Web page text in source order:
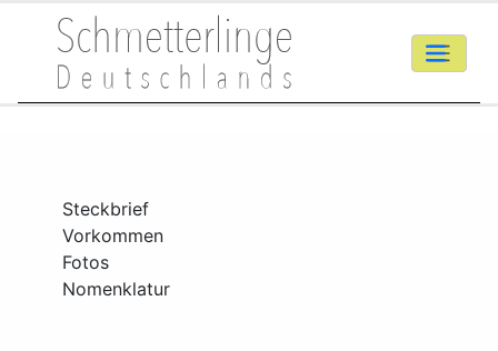
Steckbrief
Vorkommen
Fotos
Nomenklatur